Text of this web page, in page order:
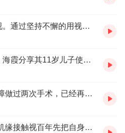
医院检测为950度高度近视。通过坚持不懈的用视百年调理
6月28日斜视与眼轴改善：海霞分享其11岁儿子使用产品一个半月后
阿拉善左旗的王阿姨白内障做过两次手术，已经再次眼睛看不见了：多种眼疾：葡萄膜炎
磨旭言总眼科研究院长，机缘接触视百年先把自身老花问题改善，视力防空师蒋明